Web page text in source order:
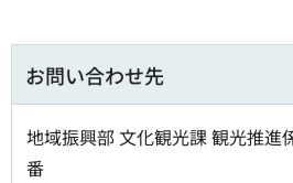
お問い合わせ先
地域振興部 文化観光課 観光推進
番